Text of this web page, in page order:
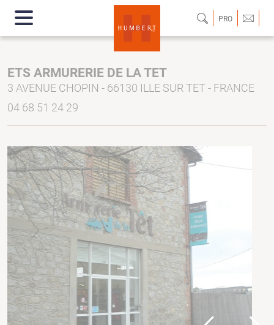
PRO
ETS ARMURERIE DE LA TET
3 AVENUE CHOPIN - 66130 ILLE SUR TET - FRANCE
04 68 51 24 29